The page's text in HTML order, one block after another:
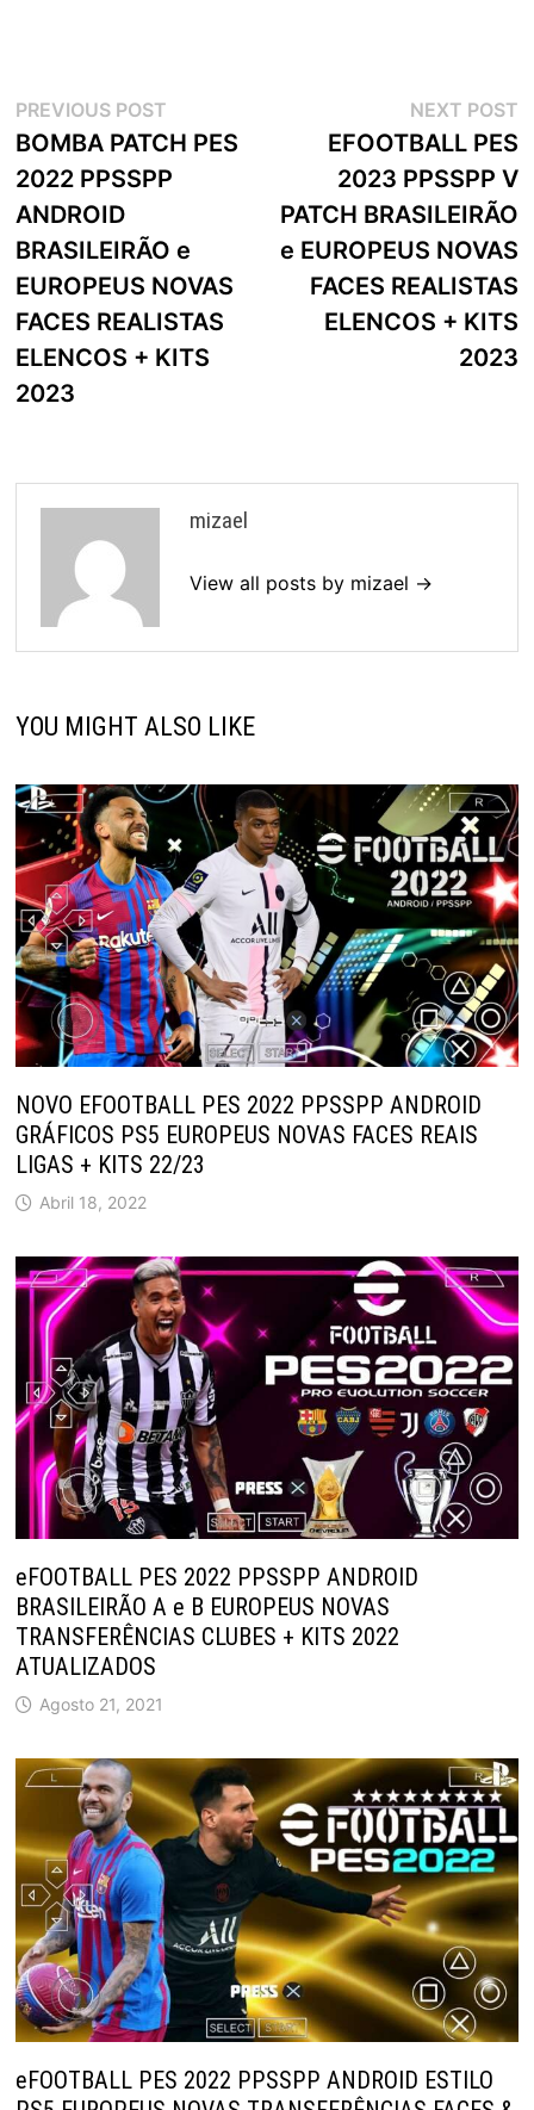
Navegação
de
artigos
PREVIOUS POSTPrevious
post:
BOMBA PATCH PES
2022 PPSSPP
ANDROID
BRASILEIRÃO e
EUROPEUS NOVAS
FACES REALISTAS
ELENCOS + KITS
2023
NEXT POST
EFOOTBALL PES
2023 PPSSPP V
PATCH BRASILEIRÃO
e EUROPEUS NOVAS
FACES REALISTAS
ELENCOS + KITS
2023
mizael
View all posts by mizael →
YOU MIGHT ALSO LIKE
NOVO EFOOTBALL PES 2022 PPSSPP ANDROID
GRÁFICOS PS5 EUROPEUS NOVAS FACES REAIS
LIGAS + KITS 22/23
Abril 18, 2022
eFOOTBALL PES 2022 PPSSPP ANDROID
BRASILEIRÃO A e B EUROPEUS NOVAS
TRANSFERÊNCIAS CLUBES + KITS 2022
ATUALIZADOS
Agosto 21, 2021
eFOOTBALL PES 2022 PPSSPP ANDROID ESTILO